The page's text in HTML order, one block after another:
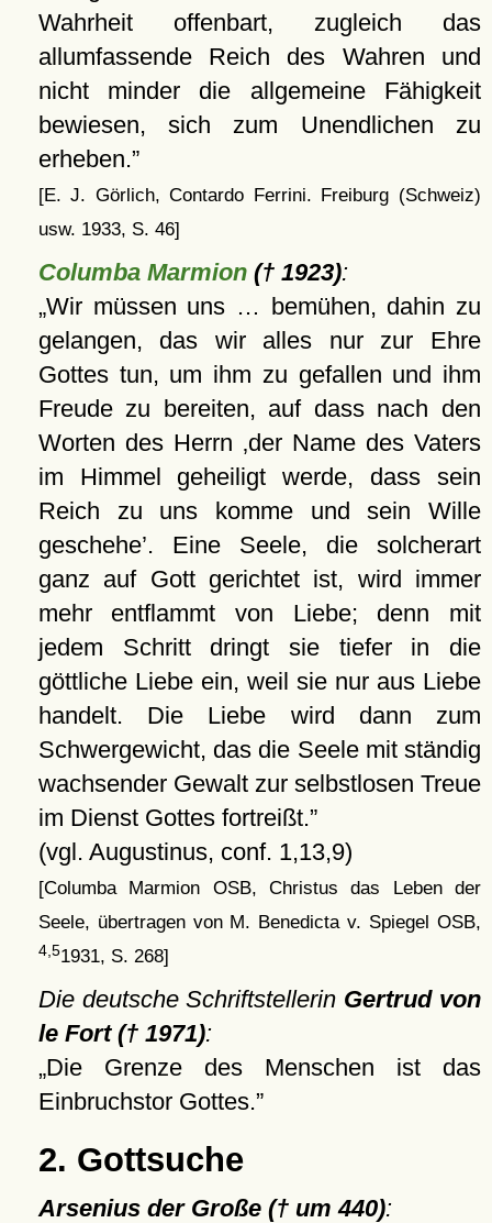
Wahrheit offenbart, zugleich das
allumfassende Reich des Wahren und
nicht minder die allgemeine Fähigkeit
bewiesen, sich zum Unendlichen zu
erheben.
[E. J. Görlich, Contardo Ferrini. Freiburg (Schweiz)
usw. 1933, S. 46]
Columba Marmion(† 1923):
Wir müssen uns … bemühen, dahin zu
gelangen, das wir alles nur zur Ehre
Gottes tun, um ihm zu gefallen und ihm
Freude zu bereiten, auf dass nach den
Worten des Herrn
der Name des Vaters
im Himmel geheiligt werde, dass sein
Reich zu uns komme und sein Wille
geschehe . Eine Seele, die solcherart
ganz auf Gott gerichtet ist, wird immer
mehr entflammt von Liebe; denn mit
jedem Schritt dringt sie tiefer in die
göttliche Liebe ein, weil sie nur aus Liebe
handelt. Die Liebe wird dann zum
Schwergewicht, das die Seele mit ständig
wachsender Gewalt zur selbstlosen Treue
im Dienst Gottes fortreißt.
(vgl. Augustinus, conf. 1,13,9)
[Columba Marmion OSB, Christus das Leben der
Seele, übertragen von M. Benedicta v. Spiegel OSB,
4,51931, S. 268]
Die deutsche Schriftstellerin Gertrud von
le Fort († 1971):
Die Grenze des Menschen ist das
Einbruchstor Gottes.
2. Gottsuche
Arsenius der Große († um 440):